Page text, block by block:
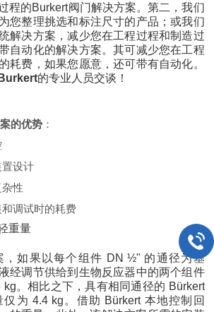
程的Burkert阀门解决方案。第二，我们
您整理挑选和标注尺寸的产品；或我们
解决方案，减少您在工程过程和制造过
自动化的解决方案。其可减少您在工程
耗费，如果您愿意，还可带有自动化。
的专业人员交谈！
的优势 ：
设计
性
调试时的耗费
重量
，如果以每个组件 DN ½" 的通径为基
经调节供给到生物反应器中的两个组件
kg。相比之下，具有相同通径的 Bürkert
为 4.4 kg。借助 Bürkert 本地控制回